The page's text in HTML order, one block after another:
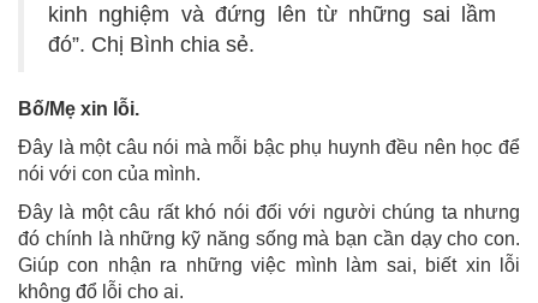
kinh nghiệm và đứng lên từ những sai lầm
đó”. Chị Bình chia sẻ.
Bố/Mẹ xin lỗi.
Đây là một câu nói mà mỗi bậc phụ huynh đều nên học để
nói với con của mình.
Đây là một câu rất khó nói đối với người chúng ta nhưng
đó chính là những kỹ năng sống mà bạn cần dạy cho con.
Giúp con nhận ra những việc mình làm sai, biết xin lỗi
không đổ lỗi cho ai.